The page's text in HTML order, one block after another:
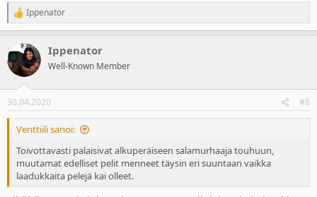
Top 10: Mahtavimmat viikingit
Välimerelle ja kolmas ryösteli Normandiaa.
historianet.fi
R
e
c
t
i
s
:
Ippenator
Ippenator
Well-Known Member
30.04.2020 #8
Venttiili sanoi:
Toivottavasti palaisivat alkuperäiseen salamurhaaja touhuun,
muutamat edelliset pelit menneet täysin eri suuntaan vaikka
laadukkaita pelejä kai olleet.